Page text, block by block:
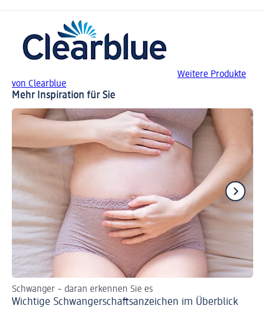
Weitere Produkte
von Clearblue
Mehr Inspiration für Sie
Schwanger – daran erkennen Sie es
Wichtige Schwangerschaftsanzeichen im Überblick